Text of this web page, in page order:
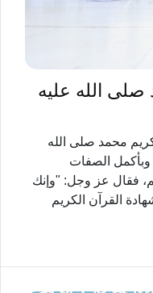
صلى الله عليه
محمد صلى الله
الصفات
فقال عز وجل: "وإنك
وكفى بشهادة القرآن الكريم